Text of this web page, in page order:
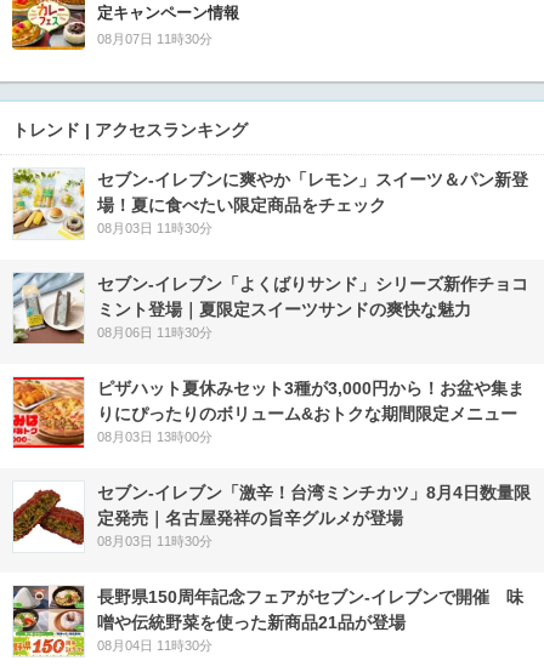
定キャンペーン情報
08月07日 11時30分
トレンド | アクセスランキング
セブン‐イレブンに爽やか「レモン」スイーツ＆パン新登
場！夏に食べたい限定商品をチェック
08月03日 11時30分
セブン‐イレブン「よくばりサンド」シリーズ新作チョコ
ミント登場｜夏限定スイーツサンドの爽快な魅力
08月06日 11時30分
ピザハット夏休みセット3種が3,000円から！お盆や集ま
りにぴったりのボリューム&おトクな期間限定メニュー
08月03日 13時00分
セブン-イレブン「激辛！台湾ミンチカツ」8月4日数量限
定発売｜名古屋発祥の旨辛グルメが登場
08月03日 11時30分
長野県150周年記念フェアがセブン-イレブンで開催 味
噌や伝統野菜を使った新商品21品が登場
08月04日 11時30分